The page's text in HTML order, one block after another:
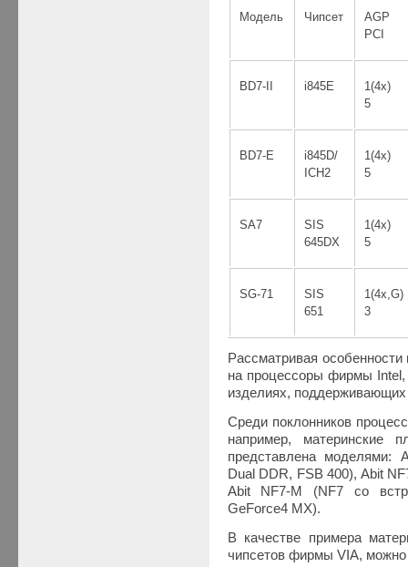
Модель Чипсет
AGP
PCI
BD7-II i845E
1(4x)
5
BD7-E
i845D/
ICH2
1(4x)
5
SA7
SIS
645DX
1(4x)
5
SG-71
SIS
651
1(4х,G)
3
Рассматривая
на процессоры фирмы
изделиях,
Среди поклонников
например, материнские
представлена моделями:
Dual DDR, FSB 400), Abit
Abit NF7-M (NF7 со
GeForce4 MX).
В качестве примера
чипсетов фирмы VIA, можно